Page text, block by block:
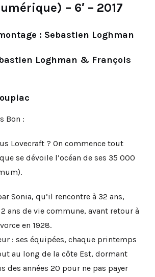
– 6′ – 2017
: Sebastien Loghman
Loghman & François
Bon :
Lovecraft ? On commence tout
se dévoile l’océan de ses 35 000
Sonia, qu’il rencontre à 32 ans,
ans de vie commune, avant retour à
en 1928.
: ses équipées, chaque printemps
au long de la côte Est, dormant
des années 20 pour ne pas payer